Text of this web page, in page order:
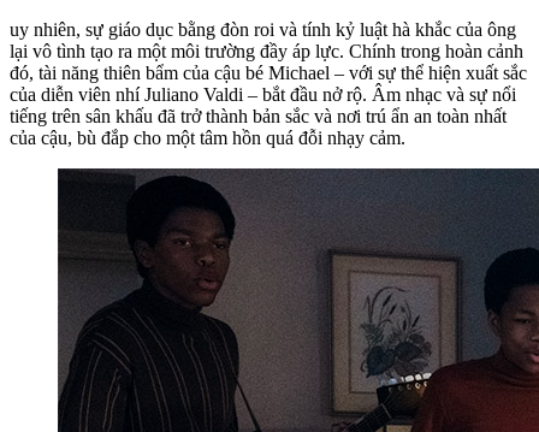
uy nhiên, sự giáo dục bằng đòn roi và tính kỷ luật hà khắc của ông
lại vô tình tạo ra một môi trường đầy áp lực. Chính trong hoàn cảnh
đó, tài năng thiên bẩm của cậu bé Michael – với sự thể hiện xuất sắc
của diễn viên nhí Juliano Valdi – bắt đầu nở rộ. Âm nhạc và sự nổi
tiếng trên sân khấu đã trở thành bản sắc và nơi trú ẩn an toàn nhất
của cậu, bù đắp cho một tâm hồn quá đỗi nhạy cảm.